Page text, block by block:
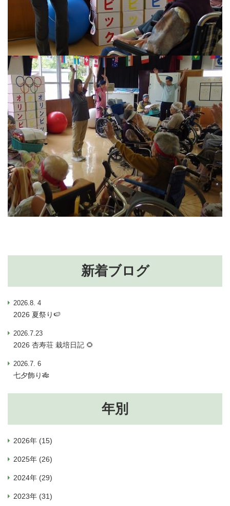
新着ブログ
2026.8. 4
2026 夏祭り🍉
2026.7.23
2026 杏寿荘 栽培日記 🌻
2026.7. 6
七夕飾り🎋
年別
2026年 (15)
2025年 (26)
2024年 (29)
2023年 (31)